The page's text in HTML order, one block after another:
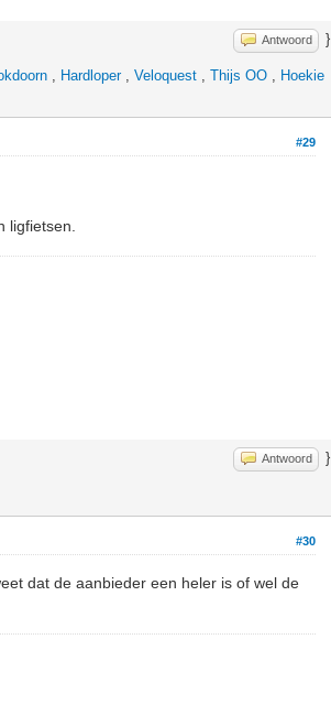
Antwoord }
, Hardloper,Veloquest ,Thijs OO , Hoekie
#29
ligfietsen.
Antwoord }
#30
dat de aanbieder een heler is of wel de